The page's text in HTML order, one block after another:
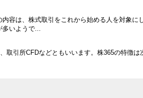
容は、株式取引をこれから始める人を対象に
いようで...
取引所CFDなどともいいます。株365の特徴は